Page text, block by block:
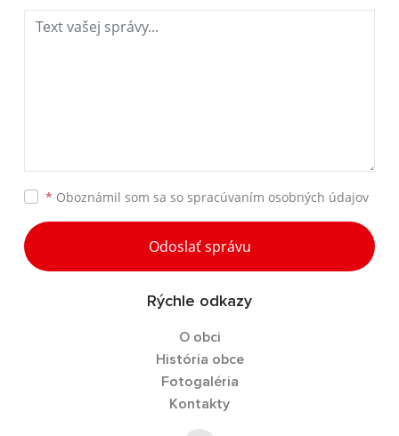
* Oboznámil som sa so spracúvaním osobných údajov
Odoslať správu
Rýchle odkazy
O obci
História obce
Fotogaléria
Kontakty